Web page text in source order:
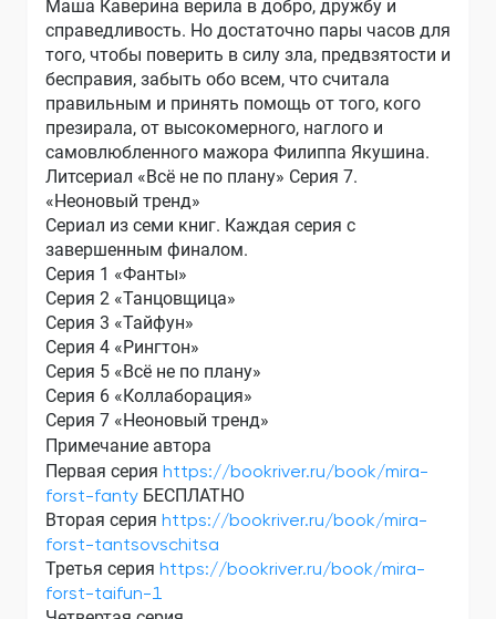
Маша Каверина верила в добро, дружбу и
справедливость. Но достаточно пары часов для
того, чтобы поверить в силу зла, предвзятости и
бесправия, забыть обо всем, что считала
правильным и принять помощь от того, кого
презирала, от высокомерного, наглого и
самовлюбленного мажора Филиппа Якушина.
Литсериал «Всё не по плану» Серия 7.
«Неоновый тренд»
Сериал из семи книг. Каждая серия с
завершенным финалом.
Серия 1 «Фанты»
Серия 2 «Танцовщица»
Серия 3 «Тайфун»
Серия 4 «Рингтон»
Серия 5 «Всё не по плану»
Серия 6 «Коллаборация»
Серия 7 «Неоновый тренд»
Примечание автора
Первая серия https://bookriver.ru/book/mira-
forst-fanty БЕСПЛАТНО
Вторая серия https://bookriver.ru/book/mira-
forst-tantsovschitsa
Третья серия https://bookriver.ru/book/mira-
forst-taifun-1